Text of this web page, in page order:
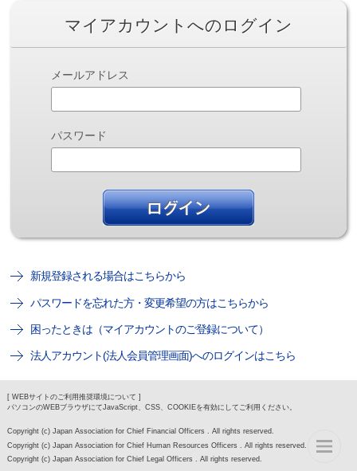
マイアカウントへのログイン
メールアドレス
パスワード
新規登録される場合はこちらから
パスワードを忘れた方・変更希望の方はこちらから
困ったときは（マイアカウントのご登録について）
法人アカウント(法人会員管理画面)へのログインはこちら
[ WEBサイトのご利用推奨環境について ]
パソコンのWEBブラウザにてJavaScript、CSS、COOKIEを有効にしてご利用ください。
Copyright (c) Japan Association for Chief Financial Officers . All rights reserved.
Copyright (c) Japan Association for Chief Human Resources Officers . All rights reserved.
Copyright (c) Japan Association for Chief Legal Officers . All rights reserved.